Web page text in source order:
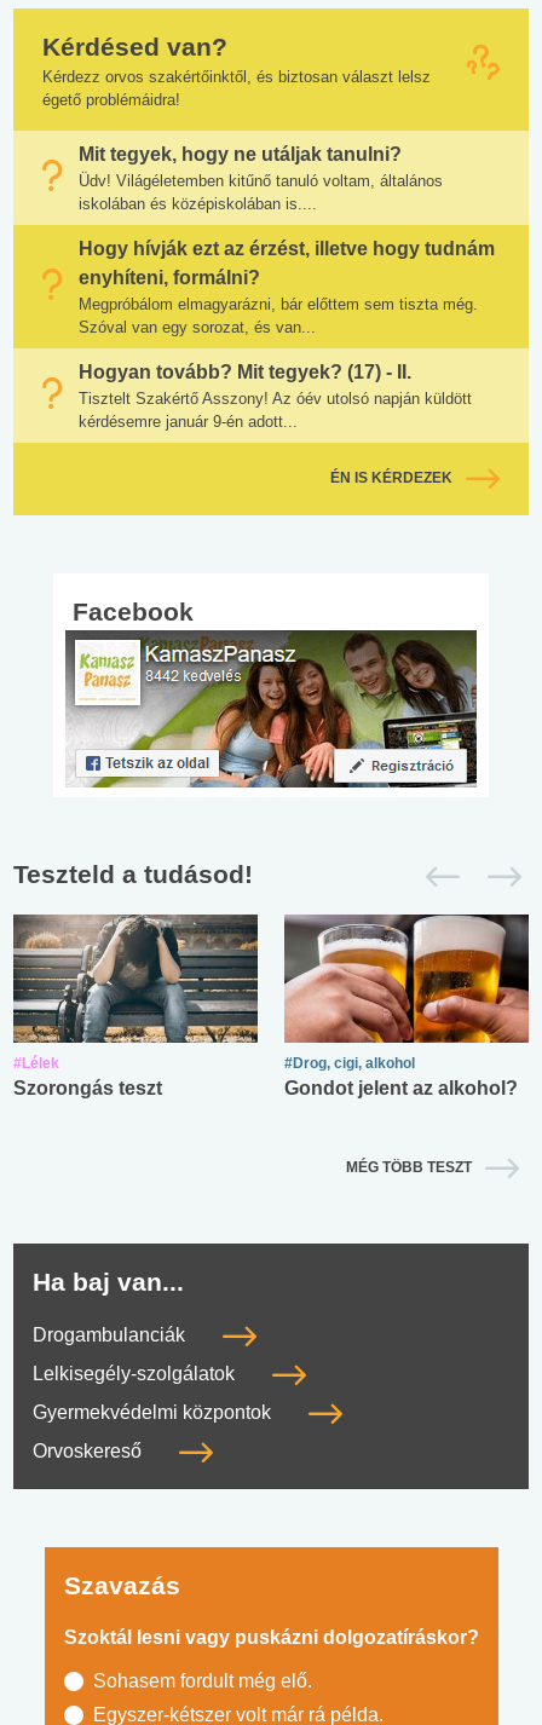
Kérdésed van?
Kérdezz orvos szakértőinktől, és biztosan választ lelsz
égető problémáidra!
Mit tegyek, hogy ne utáljak tanulni?
Üdv! Világéletemben kitűnő tanuló voltam, általános
iskolában és középiskolában is....
Hogy hívják ezt az érzést, illetve hogy tudnám
enyhíteni, formálni?
Megpróbálom elmagyarázni, bár előttem sem tiszta még.
Szóval van egy sorozat, és van...
Hogyan tovább? Mit tegyek? (17) - II.
Tisztelt Szakértő Asszony! Az óév utolsó napján küldött
kérdésemre január 9-én adott...
ÉN IS KÉRDEZEK
Facebook
Teszteld a tudásod!
#Lélek
Szorongás teszt
#Drog, cigi, alkohol
Gondot jelent az alkohol?
MÉG TÖBB TESZT
Ha baj van...
Drogambulanciák
Lelkisegély-szolgálatok
Gyermekvédelmi központok
Orvoskereső
Szavazás
Szoktál lesni vagy puskázni dolgozatíráskor?
Sohasem fordult még elő.
Egyszer-kétszer volt már rá példa.